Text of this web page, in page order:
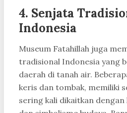
4. Senjata
Indonesia
Museum Fatahillah juga
tradisional Indonesia yang
daerah di tanah air.
keris dan tombak, memiliki
sering kali dikaitkan